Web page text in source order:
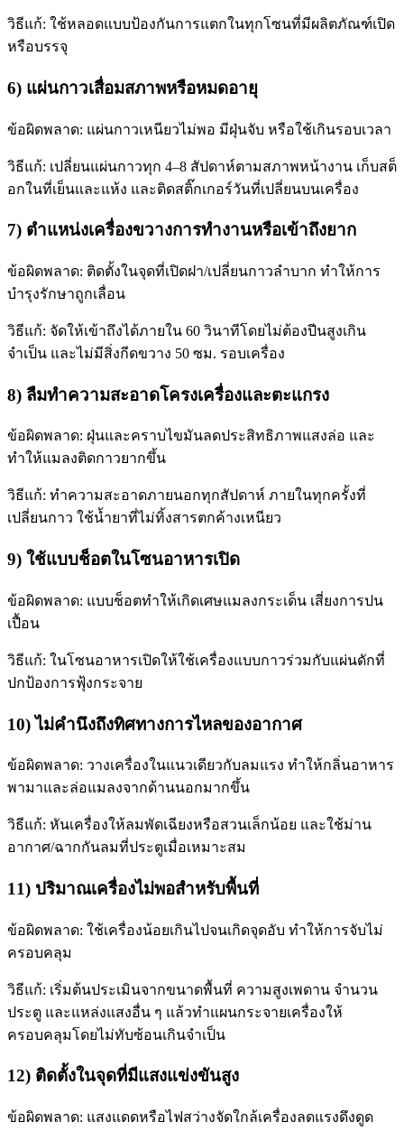
วิธีแก้: ใช้หลอดแบบป้องกันการแตกในทุกโซนที่มีผลิตภัณฑ์เปิด
หรือบรรจุ
6) แผ่นกาวเสื่อมสภาพหรือหมดอายุ
ข้อผิดพลาด: แผ่นกาวเหนียวไม่พอ มีฝุ่นจับ หรือใช้เกินรอบเวลา
วิธีแก้: เปลี่ยนแผ่นกาวทุก 4–8 สัปดาห์ตามสภาพหน้างาน เก็บสต็
อกในที่เย็นและแห้ง และติดสติ๊กเกอร์วันที่เปลี่ยนบนเครื่อง
7) ตำแหน่งเครื่องขวางการทำงานหรือเข้าถึงยาก
ข้อผิดพลาด: ติดตั้งในจุดที่เปิดฝา/เปลี่ยนกาวลำบาก ทำให้การ
บำรุงรักษาถูกเลื่อน
วิธีแก้: จัดให้เข้าถึงได้ภายใน 60 วินาทีโดยไม่ต้องปีนสูงเกิน
จำเป็น และไม่มีสิ่งกีดขวาง 50 ซม. รอบเครื่อง
8) ลืมทำความสะอาดโครงเครื่องและตะแกรง
ข้อผิดพลาด: ฝุ่นและคราบไขมันลดประสิทธิภาพแสงล่อ และ
ทำให้แมลงติดกาวยากขึ้น
วิธีแก้: ทำความสะอาดภายนอกทุกสัปดาห์ ภายในทุกครั้งที่
เปลี่ยนกาว ใช้น้ำยาที่ไม่ทิ้งสารตกค้างเหนียว
9) ใช้แบบช็อตในโซนอาหารเปิด
ข้อผิดพลาด: แบบช็อตทำให้เกิดเศษแมลงกระเด็น เสี่ยงการปน
เปื้อน
วิธีแก้: ในโซนอาหารเปิดให้ใช้เครื่องแบบกาวร่วมกับแผ่นดักที่
ปกป้องการฟุ้งกระจาย
10) ไม่คำนึงถึงทิศทางการไหลของอากาศ
ข้อผิดพลาด: วางเครื่องในแนวเดียวกับลมแรง ทำให้กลิ่นอาหาร
พามาและล่อแมลงจากด้านนอกมากขึ้น
วิธีแก้: หันเครื่องให้ลมพัดเฉียงหรือสวนเล็กน้อย และใช้ม่าน
อากาศ/ฉากกันลมที่ประตูเมื่อเหมาะสม
11) ปริมาณเครื่องไม่พอสำหรับพื้นที่
ข้อผิดพลาด: ใช้เครื่องน้อยเกินไปจนเกิดจุดอับ ทำให้การจับไม่
ครอบคลุม
วิธีแก้: เริ่มต้นประเมินจากขนาดพื้นที่ ความสูงเพดาน จำนวน
ประตู และแหล่งแสงอื่น ๆ แล้วทำแผนกระจายเครื่องให้
ครอบคลุมโดยไม่ทับซ้อนเกินจำเป็น
12) ติดตั้งในจุดที่มีแสงแข่งขันสูง
ข้อผิดพลาด: แสงแดดหรือไฟสว่างจัดใกล้เครื่องลดแรงดึงดูด